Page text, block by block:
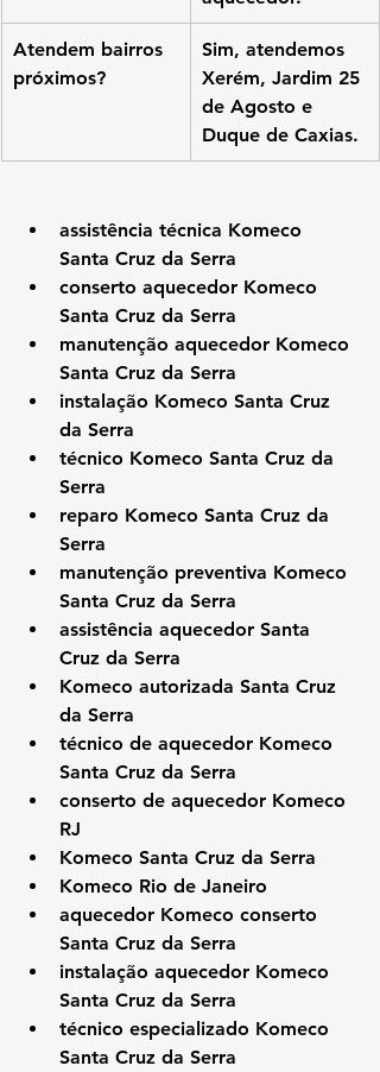
Atendem bairros
próximos?
Sim, atendemos
Xerém, Jardim 25
de Agosto e
Duque de Caxias.
assistência técnica Komeco
Santa Cruz da Serra
conserto aquecedor Komeco
Santa Cruz da Serra
manutenção aquecedor Komeco
Santa Cruz da Serra
instalação Komeco Santa Cruz
da Serra
técnico Komeco Santa Cruz da
Serra
reparo Komeco Santa Cruz da
Serra
manutenção preventiva Komeco
Santa Cruz da Serra
assistência aquecedor Santa
Cruz da Serra
Komeco autorizada Santa Cruz
da Serra
técnico de aquecedor Komeco
Santa Cruz da Serra
conserto de aquecedor Komeco
RJ
Komeco Santa Cruz da Serra
Komeco Rio de Janeiro
aquecedor Komeco conserto
Santa Cruz da Serra
instalação aquecedor Komeco
Santa Cruz da Serra
técnico especializado Komeco
Santa Cruz da Serra